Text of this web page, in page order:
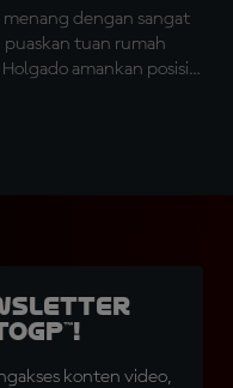
dengan sangat
tuan rumah
amankan posisi
konten video,